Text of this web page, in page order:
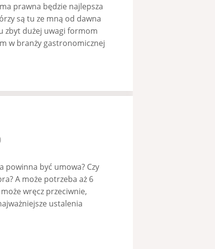
prawna będzie najlepsza
są tu ze mną od dawna
zbyt dużej uwagi formom
w branży gastronomicznej
powinna być umowa? Czy
A może potrzeba aż 6
wręcz przeciwnie,
ustalenia